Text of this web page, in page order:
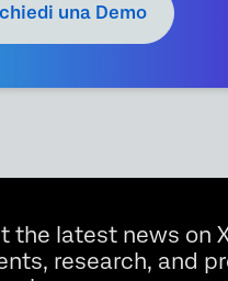
una Demo
the latest news on
research, and